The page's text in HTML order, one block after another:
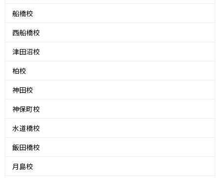
船橋校
西船橋校
津田沼校
柏校
神田校
神保町校
水道橋校
飯田橋校
月島校